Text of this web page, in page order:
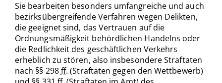
Sie bearbeiten besonders umfangreiche und auch
bezirksübergreifende Verfahren wegen Delikten,
die geeignet sind, das Vertrauen auf die
Ordnungsmäßigkeit behördlichen Handelns oder
die Redlichkeit des geschäftlichen Verkehrs
erheblich zu stören, also insbesondere Straftaten
nach §§ 298ff. (Straftaten gegen den Wettbewerb)